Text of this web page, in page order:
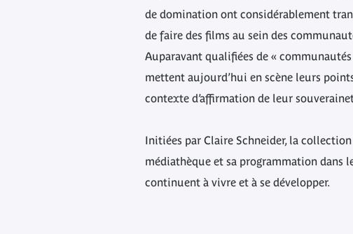
de domination ont considérablement
de faire des films au sein des
Auparavant qualifiées de « communautés
mettent aujourd’hui en scène leurs
contexte d’affirmation de leur
Initiées par Claire Schneider, la
médiathèque et sa programmation dans
continuent à vivre et à se développer.